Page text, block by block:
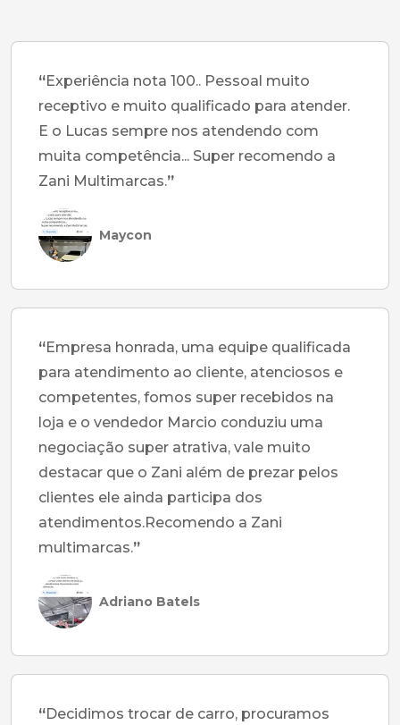
“Experiência nota 100.. Pessoal muito
receptivo e muito qualificado para atender.
E o Lucas sempre nos atendendo com
muita competência... Super recomendo a
Zani Multimarcas.”
Maycon
“Empresa honrada, uma equipe qualificada
para atendimento ao cliente, atenciosos e
competentes, fomos super recebidos na
loja e o vendedor Marcio conduziu uma
negociação super atrativa, vale muito
destacar que o Zani além de prezar pelos
clientes ele ainda participa dos
atendimentos.Recomendo a Zani
multimarcas.”
Adriano Batels
“Decidimos trocar de carro, procuramos